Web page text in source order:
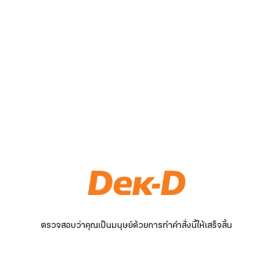
ตรวจสอบว่าคุณเป็นมนุษย์ด้วยการทำคำสั่งนี้ให้เสร็จสิ้น